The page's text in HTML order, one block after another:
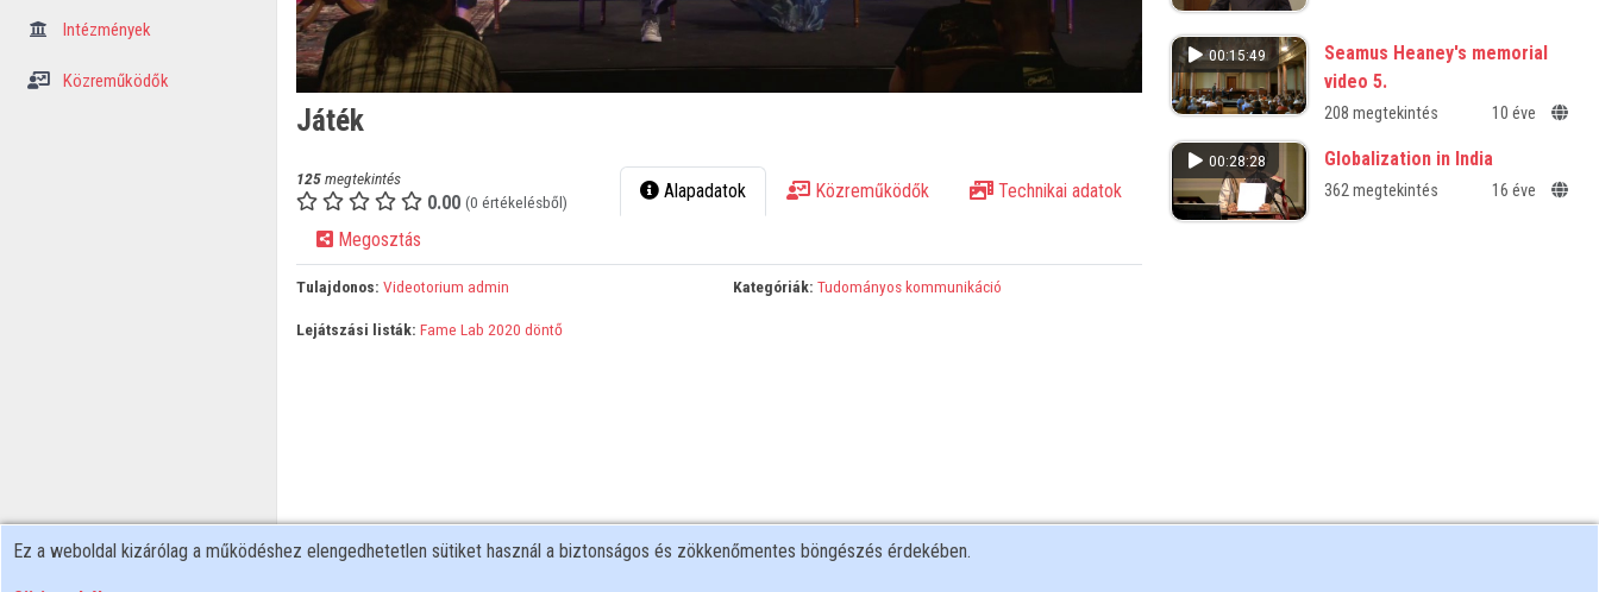
Intézmények
Közreműködők
Játék
125megtekintés
0.00 (0 értékelésből) Alapadatok Közreműködők Technikai adatok
Megosztás
Tulajdonos: Videotorium admin Kategóriák: Tudományos kommunikáció
Lejátszási listák: Fame Lab 2020 döntő
00:15:49
Seamus Heaney's memorial
video 5.
208 megtekintés 10 éve
00:28:28 Globalization in India
362 megtekintés 16 éve
Ez a weboldal kizárólag a működéshez elengedhetetlen sütiket használ a biztonságos és zökkenőmentes böngészés érdekében.